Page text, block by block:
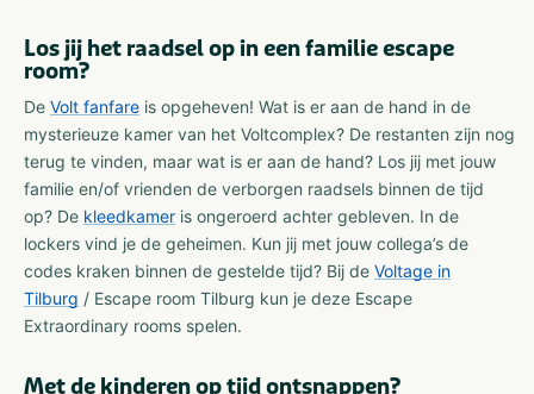
Los jij het raadsel op in een familie escape
room?
De Volt fanfare is opgeheven! Wat is er aan de hand in de
mysterieuze kamer van het Voltcomplex? De restanten zijn nog
terug te vinden, maar wat is er aan de hand? Los jij met jouw
familie en/of vrienden de verborgen raadsels binnen de tijd
op? De kleedkamer is ongeroerd achter gebleven. In de
lockers vind je de geheimen. Kun jij met jouw collega’s de
codes kraken binnen de gestelde tijd? Bij de Voltage in
Tilburg / Escape room Tilburg kun je deze Escape
Extraordinary rooms spelen.
Met de kinderen op tijd ontsnappen?